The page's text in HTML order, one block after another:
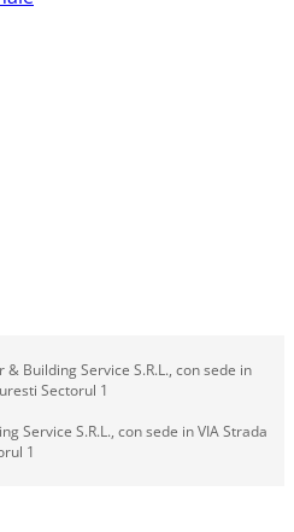
Building Service S.R.L., con sede in
Sectorul 1
Service S.R.L., con sede in VIA Strada
1